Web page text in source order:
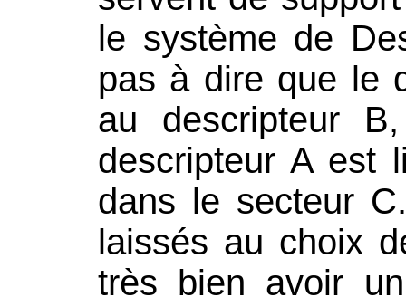
le système de
pas à dire que le
au descripteur
descripteur A est
dans le secteur
laissés au choix
très bien avoir